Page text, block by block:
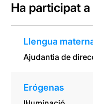
Ha participat a
Llengua
Ajudantia de
Erógenas